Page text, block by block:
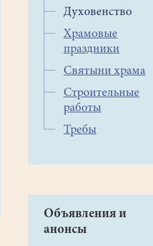
земле
Российской
просиявших
священник
Роман
Петрович
Сыркин.
2021
Указом
Духовенство
Храмовые
праздники
Святыни храма
Строительные
работы
Требы
Объявления и
анонсы